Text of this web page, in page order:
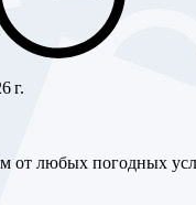
г.
от любых погодных